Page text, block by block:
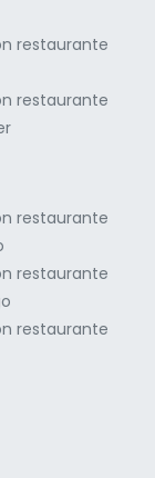
restaurante
restaurante
restaurante
restaurante
restaurante